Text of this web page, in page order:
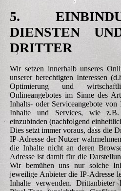
5.
DIENSTEN
DRITTER
Wir setzen innerhalb unseres
unserer berechtigten Interessen
Optimierung und
Onlineangebotes im Sinne des
Inhalts- oder Serviceangebote
Inhalte und Services, wie
einzubinden (nachfolgend
Dies setzt immer voraus, dass die
IP-Adresse der Nutzer
die Inhalte nicht an deren
Adresse ist damit für die
Wir bemühen uns nur solche
jeweilige Anbieter die IP-Adresse
Inhalte verwenden. Drittanbieter